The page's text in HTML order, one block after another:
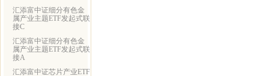
汇添富中证细分有色金
属产业主题ETF发起式联
接C
汇添富中证细分有色金
属产业主题ETF发起式联
接A
汇添富中证芯片产业ETF